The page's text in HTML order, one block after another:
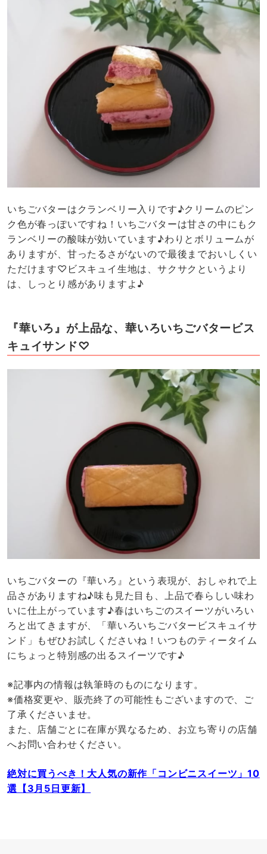
いちごバターはクランベリー入りです♪クリームのピン
ク色が春っぽいですね！いちごバターは甘さの中にもク
ランベリーの酸味が効いています♪わりとボリュームが
ありますが、甘ったるさがないので最後までおいしくい
ただけます♡ビスキュイ生地は、サクサクというより
は、しっとり感がありますよ♪
『華いろ』が上品な、華いろいちごバタービス
キュイサンド♡
いちごバターの『華いろ』という表現が、おしゃれで上
品さがありますね♪味も見た目も、上品で春らしい味わ
いに仕上がっています♪春はいちごのスイーツがいろい
ろと出てきますが、「華いろいちごバタービスキュイサ
ンド」もぜひお試しくださいね！いつものティータイム
にちょっと特別感の出るスイーツです♪
※記事内の情報は執筆時のものになります。
※価格変更や、販売終了の可能性もございますので、ご
了承くださいませ。
また、店舗ごとに在庫が異なるため、お立ち寄りの店舗
へお問い合わせください。
絶対に買うべき！大人気の新作「コンビニスイーツ」10
選【3月5日更新】